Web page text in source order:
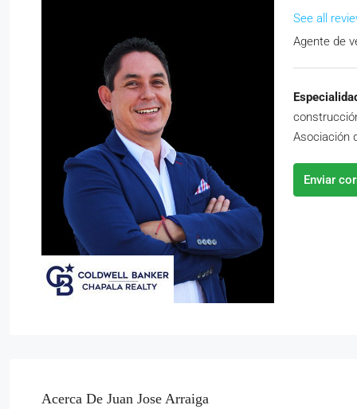
See all
Agente de
Asociación
Enviar
Acerca De Juan Jose Arraiga